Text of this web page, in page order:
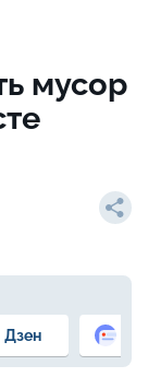
мусор
Дзен